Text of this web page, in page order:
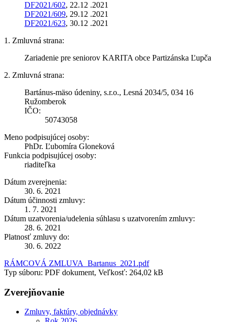
DF2021/602, 22.12 .2021
DF2021/609, 29.12 .2021
DF2021/623, 30.12 .2021
1. Zmluvná strana:
Zariadenie pre seniorov KARITA obce Partizánska Ľupča
2. Zmluvná strana:
Bartánus-mäso údeniny, s.r.o., Lesná 2034/5, 034 16
Ružomberok
IČO:
50743058
Meno podpisujúcej osoby:
PhDr. Ľubomíra Gloneková
Funkcia podpisujúcej osoby:
riaditeľka
Dátum zverejnenia:
30. 6. 2021
Dátum účinnosti zmluvy:
1. 7. 2021
Dátum uzatvorenia/udelenia súhlasu s uzatvorením zmluvy:
28. 6. 2021
Platnosť zmluvy do:
30. 6. 2022
RÁMCOVÁ ZMLUVA_Bartanus_2021.pdf
Typ súboru: PDF dokument, Veľkosť: 264,02 kB
Zverejňovanie
Zmluvy, faktúry, objednávky